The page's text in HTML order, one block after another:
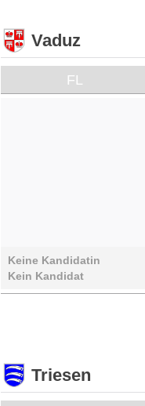
Vaduz
FL
Keine Kandidatin
Kein Kandidat
Triesen